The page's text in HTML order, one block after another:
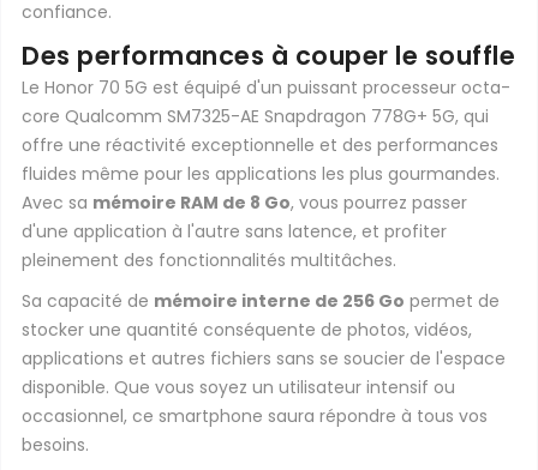
confiance.
Des performances à couper le souffle
Le Honor 70 5G est équipé d'un puissant processeur octa-
core Qualcomm SM7325-AE Snapdragon 778G+ 5G, qui
offre une réactivité exceptionnelle et des performances
fluides même pour les applications les plus gourmandes.
Avec sa mémoire RAM de 8 Go, vous pourrez passer
d'une application à l'autre sans latence, et profiter
pleinement des fonctionnalités multitâches.
Sa capacité de mémoire interne de 256 Go permet de
stocker une quantité conséquente de photos, vidéos,
applications et autres fichiers sans se soucier de l'espace
disponible. Que vous soyez un utilisateur intensif ou
occasionnel, ce smartphone saura répondre à tous vos
besoins.